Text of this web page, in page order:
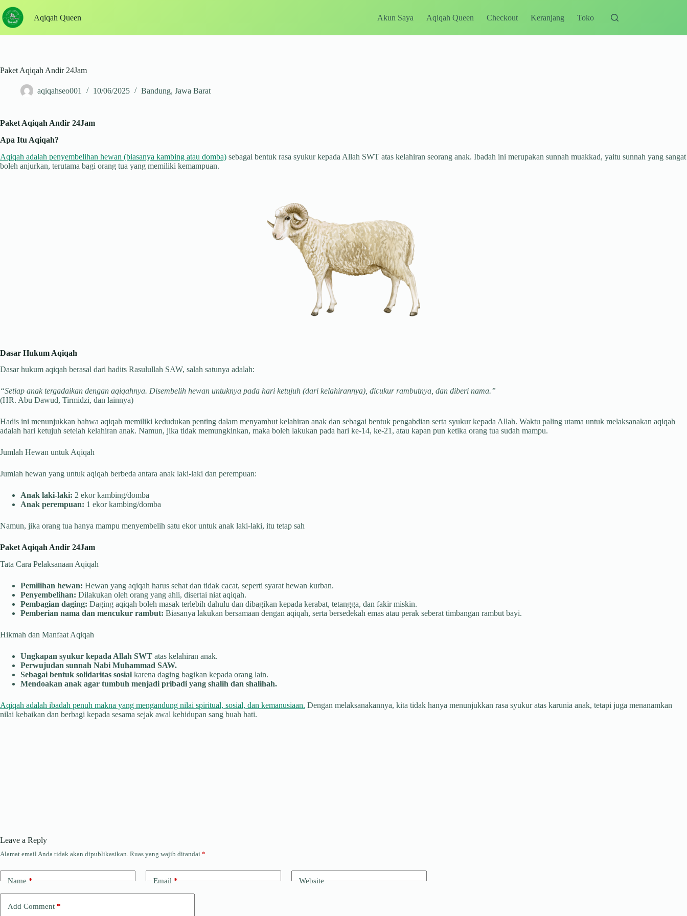
to
content
Aqiqah Queen Akun Saya Aqiqah Queen Checkout Keranjang Toko
Paket Aqiqah Andir 24Jam
aqiqahseo001 10/06/2025 Bandung, Jawa Barat
Paket Aqiqah Andir 24Jam
Apa Itu Aqiqah?
Aqiqah adalah penyembelihan hewan (biasanya kambing atau domba) sebagai bentuk rasa syukur kepada Allah SWT atas kelahiran seorang anak. Ibadah ini merupakan sunnah muakkad, yaitu sunnah yang sangat
boleh anjurkan, terutama bagi orang tua yang memiliki kemampuan.
Dasar Hukum Aqiqah
Dasar hukum aqiqah berasal dari hadits Rasulullah SAW, salah satunya adalah:
“Setiap anak tergadaikan dengan aqiqahnya. Disembelih hewan untuknya pada hari ketujuh (dari kelahirannya), dicukur rambutnya, dan diberi nama.”
(HR. Abu Dawud, Tirmidzi, dan lainnya)
Hadis ini menunjukkan bahwa aqiqah memiliki kedudukan penting dalam menyambut kelahiran anak dan sebagai bentuk pengabdian serta syukur kepada Allah. Waktu paling utama untuk melaksanakan aqiqah
adalah hari ketujuh setelah kelahiran anak. Namun, jika tidak memungkinkan, maka boleh lakukan pada hari ke-14, ke-21, atau kapan pun ketika orang tua sudah mampu.
Jumlah Hewan untuk Aqiqah
Jumlah hewan yang untuk aqiqah berbeda antara anak laki-laki dan perempuan:
Anak laki-laki: 2 ekor kambing/domba
Anak perempuan: 1 ekor kambing/domba
Namun, jika orang tua hanya mampu menyembelih satu ekor untuk anak laki-laki, itu tetap sah
Paket Aqiqah Andir 24Jam
Tata Cara Pelaksanaan Aqiqah
Pemilihan hewan: Hewan yang aqiqah harus sehat dan tidak cacat, seperti syarat hewan kurban.
Penyembelihan: Dilakukan oleh orang yang ahli, disertai niat aqiqah.
Pembagian daging: Daging aqiqah boleh masak terlebih dahulu dan dibagikan kepada kerabat, tetangga, dan fakir miskin.
Pemberian nama dan mencukur rambut: Biasanya lakukan bersamaan dengan aqiqah, serta bersedekah emas atau perak seberat timbangan rambut bayi.
Hikmah dan Manfaat Aqiqah
Ungkapan syukur kepada Allah SWT atas kelahiran anak.
Perwujudan sunnah Nabi Muhammad SAW.
Sebagai bentuk solidaritas sosial karena daging bagikan kepada orang lain.
Mendoakan anak agar tumbuh menjadi pribadi yang shalih dan shalihah.
Aqiqah adalah ibadah penuh makna yang mengandung nilai spiritual, sosial, dan kemanusiaan. Dengan melaksanakannya, kita tidak hanya menunjukkan rasa syukur atas karunia anak, tetapi juga menanamkan
nilai kebaikan dan berbagi kepada sesama sejak awal kehidupan sang buah hati.
Leave a Reply
Alamat email Anda tidak akan dipublikasikan. Ruas yang wajib ditandai *
Name* Email* Website
Add Comment *